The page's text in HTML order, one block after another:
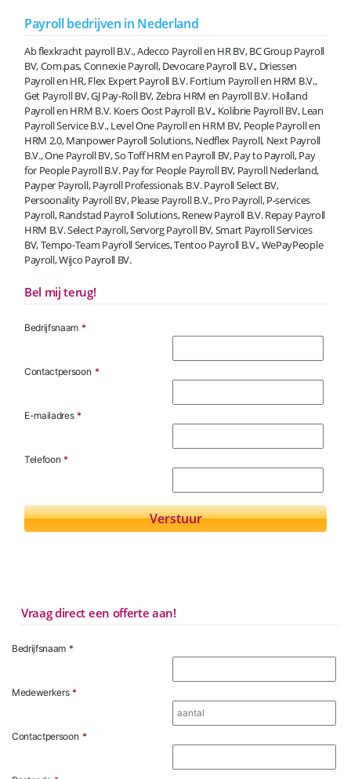
Payroll bedrijven in Nederland
Ab flexkracht payroll B.V., Adecco Payroll en HR BV, BC Group Payroll
BV, Com.pas, Connexie Payroll, Devocare Payroll B.V., Driessen
Payroll en HR, Flex Expert Payroll B.V. Fortium Payroll en HRM B.V.,
Get Payroll BV, GJ Pay-Roll BV, Zebra HRM en Payroll B.V. Holland
Payroll en HRM B.V. Koers Oost Payroll B.V., Kolibrie Payroll BV, Lean
Payroll Service B.V., Level One Payroll en HRM BV, People Payroll en
HRM 2.0, Manpower Payroll Solutions, Nedflex Payroll, Next Payroll
B.V., One Payroll BV, So Toff HRM en Payroll BV, Pay to Payroll, Pay
for People Payroll B.V. Pay for People Payroll BV, Payroll Nederland,
Payper Payroll, Payroll Professionals B.V. Payroll Select BV,
Persoonality Payroll BV, Please Payroll B.V., Pro Payroll, P-services
Payroll, Randstad Payroll Solutions, Renew Payroll B.V. Repay Payroll
HRM B.V. Select Payroll, Servorg Payroll BV, Smart Payroll Services
BV, Tempo-Team Payroll Services, Tentoo Payroll B.V., WePayPeople
Payroll, Wijco Payroll BV.
Bel mij terug!
Bedrijfsnaam *
Contactpersoon *
E-mailadres *
Telefoon *
Vraag direct een offerte aan!
Bedrijfsnaam *
Medewerkers *
Contactpersoon *